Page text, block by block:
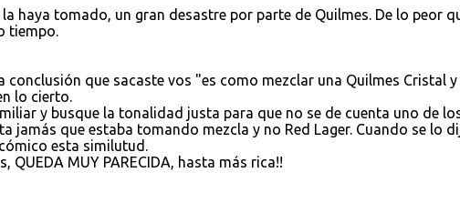
haya tomado, un gran desastre por parte de Quilmes. De lo peor
tiempo.
conclusión que sacaste vos "es como mezclar una Quilmes Cristal y
lo cierto.
y busque la tonalidad justa para que no se de cuenta uno de
jamás que estaba tomando mezcla y no Red Lager. Cuando se lo
esta similutud.
QUEDA MUY PARECIDA, hasta más rica!!